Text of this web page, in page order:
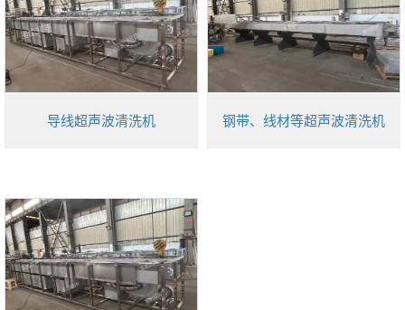
导线超声波清洗机 钢带、线材等超声波清洗机